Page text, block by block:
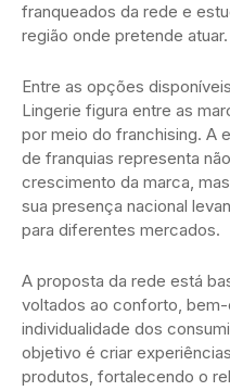
franqueados da rede e
região onde pretende atuar.
Entre as opções
Lingerie figura entre as
por meio do franchising. A
de franquias representa
crescimento da marca,
sua presença nacional
para diferentes mercados.
A proposta da rede está
voltados ao conforto,
individualidade dos
objetivo é criar
produtos, fortalecendo o